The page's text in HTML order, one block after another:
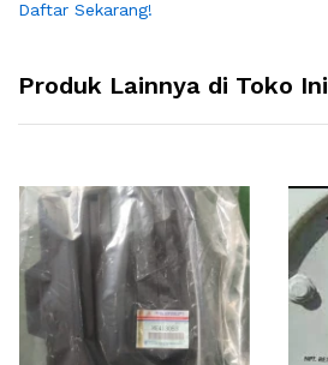
Daftar Sekarang!
Produk Lainnya di Toko Ini